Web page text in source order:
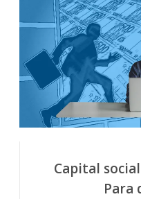
Capital
Para